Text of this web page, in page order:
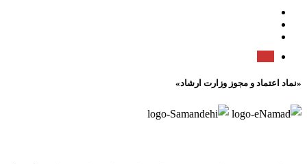
«نماد اعتماد و مجوز وزارت ارشاد»